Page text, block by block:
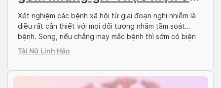
đâu?
Xét nghiệm các bệnh xã hội từ giai đoạn nghi nhiễm là
điều rất cần thiết với mọi đối tượng nhằm tầm soát
bệnh. Song, nếu chẳng may mắc bệnh thì sớm có biện
pháp điều trị và hạn chế bệnh lây lan sang đối tượng
Tài Nữ Linh Hảo